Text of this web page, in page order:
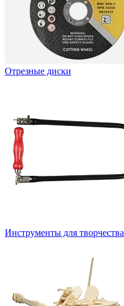
Отрезные диски
Инструменты для творчества